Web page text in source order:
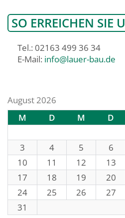
SO ERREICHEN SIE
Tel.: 02163 499 36 34
E-Mail: info@lauer-bau.de
August 2026
M
D M D
3
4 5 6
10
11 12 13
17
18 19 20
24
25 26 27
31